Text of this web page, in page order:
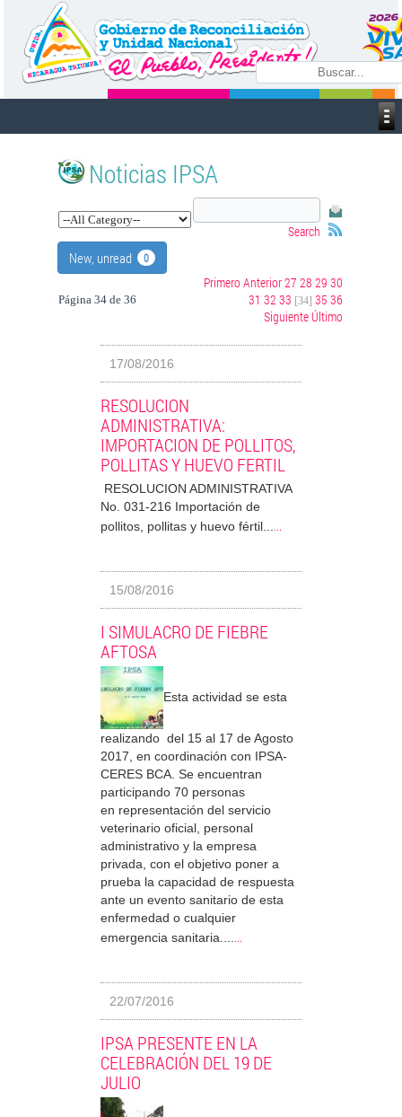
Noticias IPSA
Search
New, unread 0
Página 34 de 36
Primero Anterior27 28 29 30
31 32 33 [34] 35 36
Siguiente Último
17/08/2016
RESOLUCION
ADMINISTRATIVA:
IMPORTACION DE POLLITOS,
POLLITAS Y HUEVO FERTIL
RESOLUCION ADMINISTRATIVA
No. 031-216 Importación de
pollitos, pollitas y huevo fértil... ...
15/08/2016
I SIMULACRO DE FIEBRE
AFTOSA
Esta actividad se esta
realizando del 15 al 17 de Agosto
2017, en coordinación con IPSA-
CERES BCA. Se encuentran
participando 70 personas
en representación del servicio
veterinario oficial, personal
administrativo y la empresa
privada, con el objetivo poner a
prueba la capacidad de respuesta
ante un evento sanitario de esta
enfermedad o cualquier
emergencia sanitaria.... ...
22/07/2016
IPSA PRESENTE EN LA
CELEBRACIÓN DEL 19 DE
JULIO